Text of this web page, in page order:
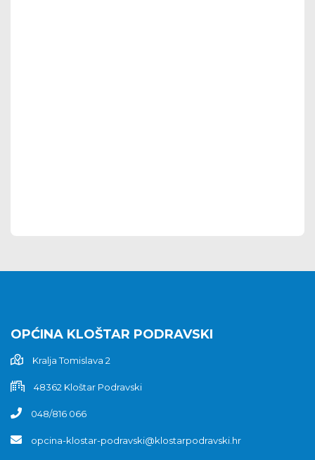
OPĆINA KLOŠTAR PODRAVSKI
Kralja Tomislava 2
48362 Kloštar Podravski
048/816 066
opcina-klostar-podravski@klostarpodravski.hr